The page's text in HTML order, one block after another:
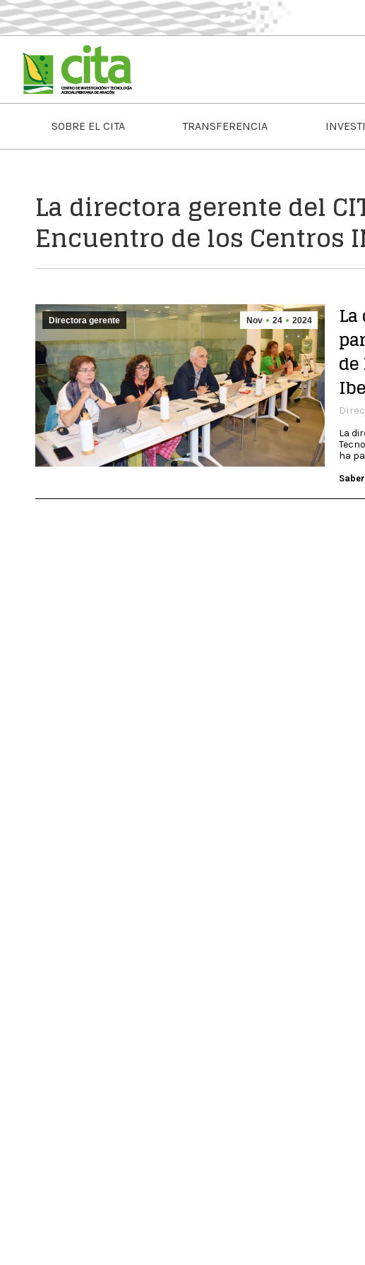
SOBRE EL CITA TRANSFERENCIA
La directora gerente del
Encuentro de los Centros
Nov 24 2024
Directora gerente
La
ha